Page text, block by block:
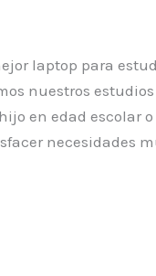
laptop para
nuestros
en edad escolar
necesidades